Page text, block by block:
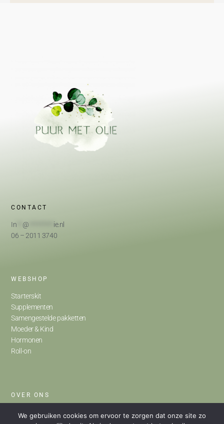
CONTACT
In @
ie.nl
06 – 2011 3740
WEBSHOP
Starterskit
Supplementen
Samengestelde pakketten
Moeder & Kind
Hormonen
Roll-on
OVER ONS
Home
We gebruiken cookies om ervoor te zorgen dat onze site zo